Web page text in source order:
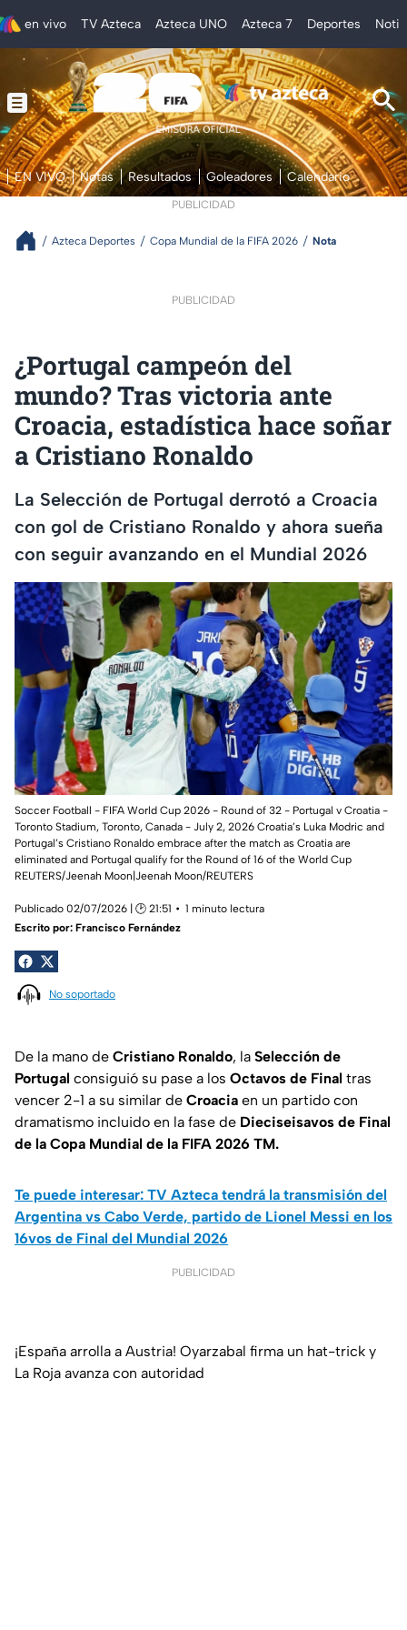
en vivo TV Azteca Azteca UNO Azteca 7 Deportes
EN VIVO Notas Resultados Goleadores Calendario
PUBLICIDAD
Azteca Deportes Copa Mundial de la FIFA 2026 Nota
PUBLICIDAD
¿Portugal campeón del
mundo? Tras victoria ante
Croacia, estadística hace soñar
a Cristiano Ronaldo
La Selección de Portugal derrotó a Croacia
con gol de Cristiano Ronaldo y ahora sueña
con seguir avanzando en el Mundial 2026
Soccer Football - FIFA World Cup 2026 - Round of 32 - Portugal v Croatia -
Toronto Stadium, Toronto, Canada - July 2, 2026 Croatia’s Luka Modric and
Portugal’s Cristiano Ronaldo embrace after the match as Croatia are
eliminated and Portugal qualify for the Round of 16 of the World Cup
REUTERS/Jeenah Moon|Jeenah Moon/REUTERS
Publicado 02/07/2026 | 🕑 21:51
1 minuto lectura
Escrito por: Francisco Fernández
No soportado
De la mano de Cristiano Ronaldo, la Selección de
Portugal consiguió su pase a los Octavos de Final tras
vencer 2-1 a su similar de Croacia en un partido con
dramatismo incluido en la fase de Dieciseisavos de Final
de la Copa Mundial de la FIFA 2026 TM.
Te puede interesar: TV Azteca tendrá la transmisión del
Argentina vs Cabo Verde, partido de Lionel Messi en los
16vos de Final del Mundial 2026
PUBLICIDAD
¡España arrolla a Austria! Oyarzabal firma un hat-trick y
La Roja avanza con autoridad